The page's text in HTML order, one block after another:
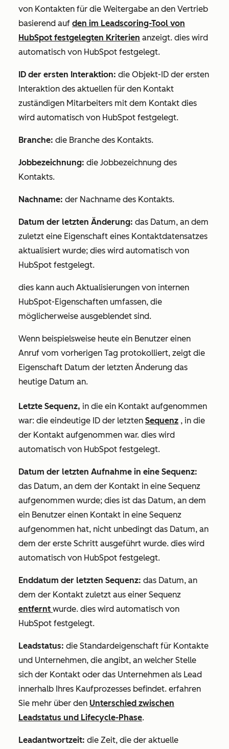
von Kontakten für die Weitergabe an den Vertrieb
basierend auf den im Leadscoring-Tool von
HubSpot festgelegten Kriterien anzeigt. dies wird
automatisch von HubSpot festgelegt.
ID der ersten Interaktion: die Objekt-ID der ersten
Interaktion des aktuellen für den Kontakt
zuständigen Mitarbeiters mit dem Kontakt dies
wird automatisch von HubSpot festgelegt.
Branche: die Branche des Kontakts.
Jobbezeichnung: die Jobbezeichnung des
Kontakts.
Nachname: der Nachname des Kontakts.
Datum der letzten Änderung: das Datum, an dem
zuletzt eine Eigenschaft eines Kontaktdatensatzes
aktualisiert wurde; dies wird automatisch von
HubSpot festgelegt.
dies kann auch Aktualisierungen von internen
HubSpot-Eigenschaften umfassen, die
möglicherweise ausgeblendet sind.
Wenn beispielsweise heute ein Benutzer einen
Anruf vom vorherigen Tag protokolliert, zeigt die
Eigenschaft Datum der letzten Änderung das
heutige Datum an.
Letzte Sequenz, in die ein Kontakt aufgenommen
war: die eindeutige ID der letzten Sequenz , in die
der Kontakt aufgenommen war. dies wird
automatisch von HubSpot festgelegt.
Datum der letzten Aufnahme in eine Sequenz:
das Datum, an dem der Kontakt in eine Sequenz
aufgenommen wurde; dies ist das Datum, an dem
ein Benutzer einen Kontakt in eine Sequenz
aufgenommen hat, nicht unbedingt das Datum, an
dem der erste Schritt ausgeführt wurde. dies wird
automatisch von HubSpot festgelegt.
Enddatum der letzten Sequenz: das Datum, an
dem der Kontakt zuletzt aus einer Sequenz
entfernt wurde. dies wird automatisch von
HubSpot festgelegt.
Leadstatus: die Standardeigenschaft für Kontakte
und Unternehmen, die angibt, an welcher Stelle
sich der Kontakt oder das Unternehmen als Lead
innerhalb Ihres Kaufprozesses befindet. erfahren
Sie mehr über den Unterschied zwischen
Leadstatus und Lifecycle-Phase.
Leadantwortzeit: die Zeit, die der aktuelle